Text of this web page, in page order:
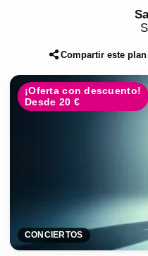
Compartir este plan
¡Oferta con descuento!
Desde 20 €
CONCIERTOS